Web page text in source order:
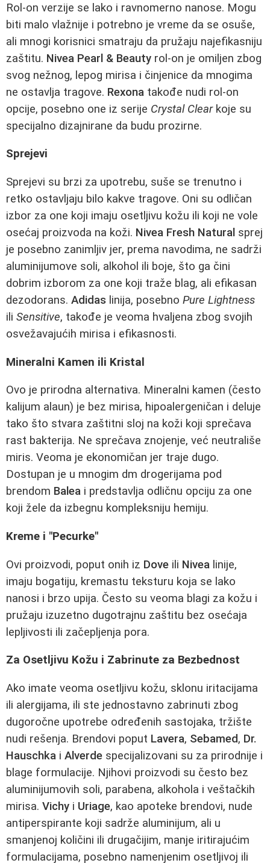
Rol-on verzije se lako i ravnomerno nanose. Mogu
biti malo vlažnije i potrebno je vreme da se osuše,
ali mnogi korisnici smatraju da pružaju najefikasniju
zaštitu. Nivea Pearl & Beauty rol-on je omiljen zbog
svog nežnog, lepog mirisa i činjenice da mnogima
ne ostavlja tragove. Rexona takođe nudi rol-on
opcije, posebno one iz serije Crystal Clearkoje su
specijalno dizajnirane da budu prozirne.
Sprejevi
Sprejevi su brzi za upotrebu, suše se trenutno i
retko ostavljaju bilo kakve tragove. Oni su odličan
izbor za one koji imaju osetljivu kožu ili koji ne vole
osećaj proizvoda na koži. Nivea Fresh Natural sprej
je posebno zanimljiv jer, prema navodima, ne sadrži
aluminijumove soli, alkohol ili boje, što ga čini
dobrim izborom za one koji traže blag, ali efikasan
dezodorans. Adidas linija, posebno Pure Lightness
ili Sensitive, takođe je veoma hvaljena zbog svojih
osvežavajućih mirisa i efikasnosti.
Mineralni Kamen ili Kristal
Ovo je prirodna alternativa. Mineralni kamen (često
kalijum alaun) je bez mirisa, hipoalergeničan i deluje
tako što stvara zaštitni sloj na koži koji sprečava
rast bakterija. Ne sprečava znojenje, već neutrališe
miris. Veoma je ekonomičan jer traje dugo.
Dostupan je u mnogim dm drogerijama pod
brendom Balea i predstavlja odličnu opciju za one
koji žele da izbegnu kompleksniju hemiju.
Kreme i "Pecurke"
Ovi proizvodi, poput onih iz Dove ili Nivea linije,
imaju bogatiju, kremastu teksturu koja se lako
nanosi i brzo upija. Često su veoma blagi za kožu i
pružaju izuzetno dugotrajnu zaštitu bez osećaja
lepljivosti ili začepljenja pora.
Za Osetljivu Kožu i Zabrinute za Bezbednost
Ako imate veoma osetljivu kožu, sklonu iritacijama
ili alergijama, ili ste jednostavno zabrinuti zbog
dugoročne upotrebe određenih sastojaka, tržište
nudi rešenja. Brendovi poput Lavera, Sebamed, Dr.
Hauschka i Alverde specijalizovani su za prirodnije i
blage formulacije. Njihovi proizvodi su često bez
aluminijumovih soli, parabena, alkohola i veštačkih
mirisa. Vichy i Uriage, kao apoteke brendovi, nude
antiperspirante koji sadrže aluminijum, ali u
smanjenoj količini ili drugačijim, manje iritirajućim
formulacijama, posebno namenjenim osetljivoj ili